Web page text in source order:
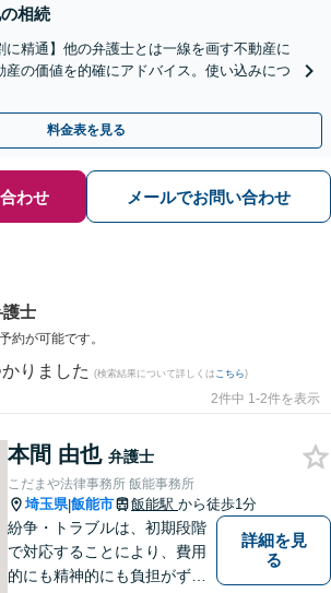
相続
に精通】他の弁護士とは一線を画す不動産に
産の価値を的確にアドバイス。使い込みにつ
料金表を見る
わせ メールでお問い合わせ
士
約が可能です。
りました (検索結果について詳しくは こちら)
2件中 1-2件を表示
本間 由也 弁護士
こだまや法律事務所 飯能事務所
埼玉県|飯能市 飯能駅 から徒歩1分
紛争・トラブルは、初期段階
で対応することにより、費用
的にも精神的にも負担がずっ
詳細を見
る